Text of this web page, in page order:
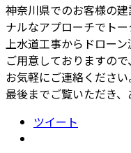
神奈川県でのお客様の
ナルなアプローチでトー
上水道工事からドロー
ご用意しておりますので
お気軽にご連絡ください
最後までご覧いただき、
ツイート